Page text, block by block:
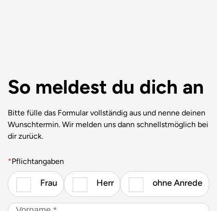
So meldest du dich an
Bitte fülle das Formular vollständig aus und nenne deinen
Wunschtermin. Wir melden uns dann schnellstmöglich bei
dir zurück.
*Pflichtangaben
Gender
*
Frau Herr ohne Anrede
Name*